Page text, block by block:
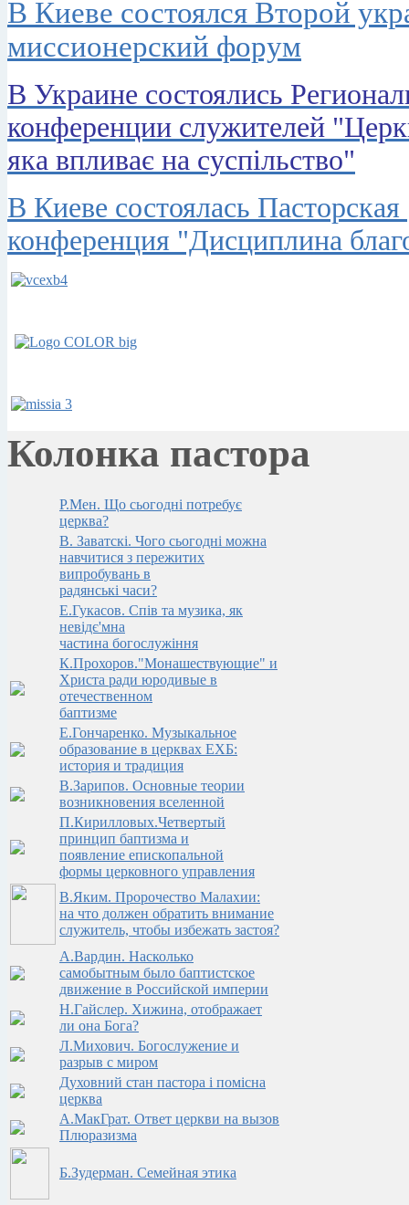
В Киеве состоялся Второй
миссионерский форум
В Украине состоялись
конференции служителей
яка впливає на суспільство"
В Киеве состоялась Пасторская
конференция "Дисциплина
Колонка пастора
Р.Мен. Що сьогодні потребує
церква?
В. Заватскi. Чого сьогоднi можна
навчитися з пережитих
випробувань в
радянськi часи?
Е.Гукасов. Спів та музика, як
невідє'мна
частина богослужіння
К.Прохоров."Монашествующие" и
Христа ради юродивые в
отечественном
баптизме
Е.Гончаренко. Музыкальное
образование в церквах ЕХБ:
история и традиция
В.Зарипов. Основные теории
возникновения вселенной
П.Кирилловых.Четвертый
принцип баптизма и
появление епископальной
формы церковного управления
В.Яким. Пророчество Малахии:
на что должен обратить внимание
служитель, чтобы избежать застоя?
А.Вардин. Насколько
самобытным было баптистское
движение в Российской империи
Н.Гайслер. Хижина, отображает
ли она Бога?
Л.Михович. Богослужение и
разрыв с миром
Духовний стан пастора i помiсна
церква
А.МакГрат. Ответ церкви на вызов
Плюразизма
Б.Зудерман. Семейная этика